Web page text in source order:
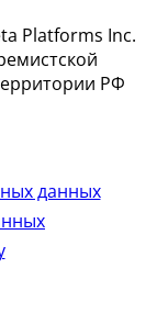
Platforms Inc.
РФ
данных